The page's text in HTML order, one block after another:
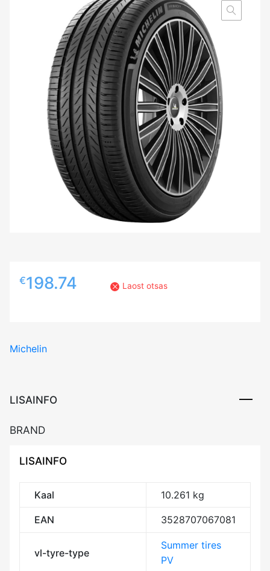
€198.74 Laost otsas
Michelin
LISAINFO
BRAND
LISAINFO
Kaal 10.261 kg
EAN 3528707067081
vl-tyre-type
Summer tires
PV